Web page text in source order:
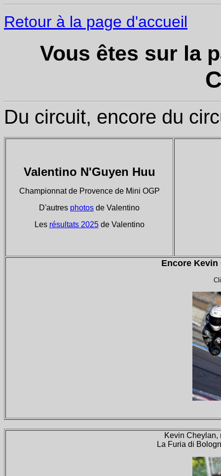
Retour à la page d'accueil
Vous êtes sur la
Du circuit, encore du
Valentino N'Guyen Huu
Championnat de Provence de Mini OGP
D'autres photos de Valentino
Les résultats 2025de Valentino
Encore Kevin
Kevin Cheylan,
La Furia di